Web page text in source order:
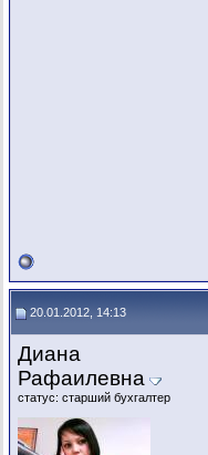
20.01.2012, 14:13
Диана
Рафаилевна
статус: старший бухгалтер